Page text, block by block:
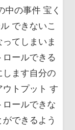
中の事件 宝く
できないこ
てしまいま
ールできる
します自分の
トプット す
ロールできな
できるよう